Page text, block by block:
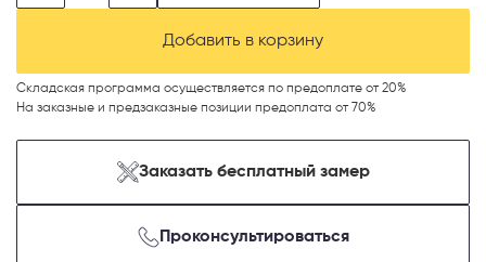
Добавить в корзину
Складская программа осуществляется по предоплате от 20%
На заказные и предзаказные позиции предоплата от 70%
Заказать бесплатный замер
Проконсультироваться